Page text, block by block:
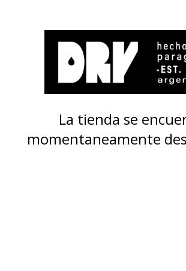
La tienda se
momentaneamente